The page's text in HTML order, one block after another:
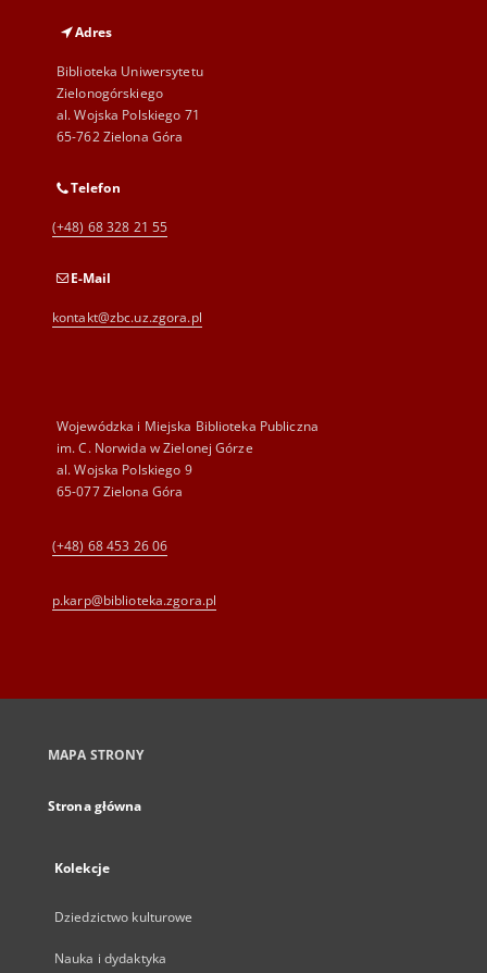
Adres
Biblioteka Uniwersytetu
Zielonogórskiego
al. Wojska Polskiego 71
65-762 Zielona Góra
Telefon
(+48) 68 328 21 55
E-Mail
kontakt@zbc.uz.zgora.pl
Wojewódzka i Miejska Biblioteka Publiczna
im. C. Norwida w Zielonej Górze
al. Wojska Polskiego 9
65-077 Zielona Góra
(+48) 68 453 26 06
p.karp@biblioteka.zgora.pl
MAPA STRONY
Strona główna
Kolekcje
Dziedzictwo kulturowe
Nauka i dydaktyka